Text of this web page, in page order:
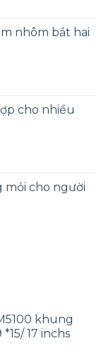
nhôm bắt hai
cho nhiều
mỏi cho người
khung
17 inchs